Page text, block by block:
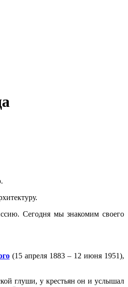
Сегодня мы знакомим своего
(15 апреля 1883 – 12 июня 1951),
глуши, у крестьян он и услышал